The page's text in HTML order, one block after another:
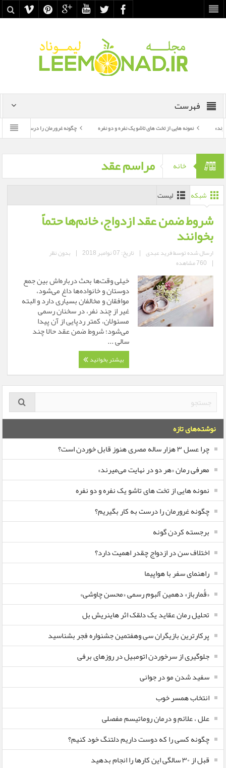
فهرست
نمونه هایی از تخت های تاشو یک نفره و دو نفره
چگونه غرورمان را درست به کار بگیریم؟
خانه مراسم عقد
شبکه لیست
شروط ضمن عقد ازدواج، خانم‌ها حتماً
بخوانند
ارسال شده توسطفرید عبدی | تاریخ: 07 نوامبر 2018 | بدون نظر
| 760 مشاهده
خیلی وقت‌ها بحث درباره‌اش بین جمع
دوستان و خانواده‌ها داغ می‌شود،
موافقان و مخالفان بسیاری دارد و البته
غیر از چند نفر، در سخنان رسمی
مسئولان، کمتر ردپایی از آن پیدا
می‌شود؛ شروط ضمن عقد حالا چند
سالی ...
بیشتر بخوانید
نوشته‌های تازه
چرا عسل ۳ هزار ساله‌ مصری هنوز قابل خوردن است؟
معرفی رمان «هر دو در نهایت می‌میرند»
نمونه هایی از تخت های تاشو یک نفره و دو نفره
چگونه غرورمان را درست به کار بگیریم؟
برجسته کردن گونه
اختلاف سن در ازدواج چقدر اهمیت دارد؟
راهنمای سفر با هواپیما
«قُمارباز» دهمین آلبوم رسمی «محسن چاوشی»
تحلیل رمان عقاید یک دلقک اثر هاینریش بل
پرکارترین بازیگران سی وهفتمین جشنواره فجر بشناسید
جلوگیری از سرخوردن اتومبیل در روزهای برفی
سفید شدن مو در جوانی
انتخاب همسر خوب
علل ، علائم و درمان روماتیسم مفصلی
چگونه کسی را که دوست داریم دلتنگ خود کنیم؟
قبل از ۳۰ سالگی این کارها را انجام بدهید